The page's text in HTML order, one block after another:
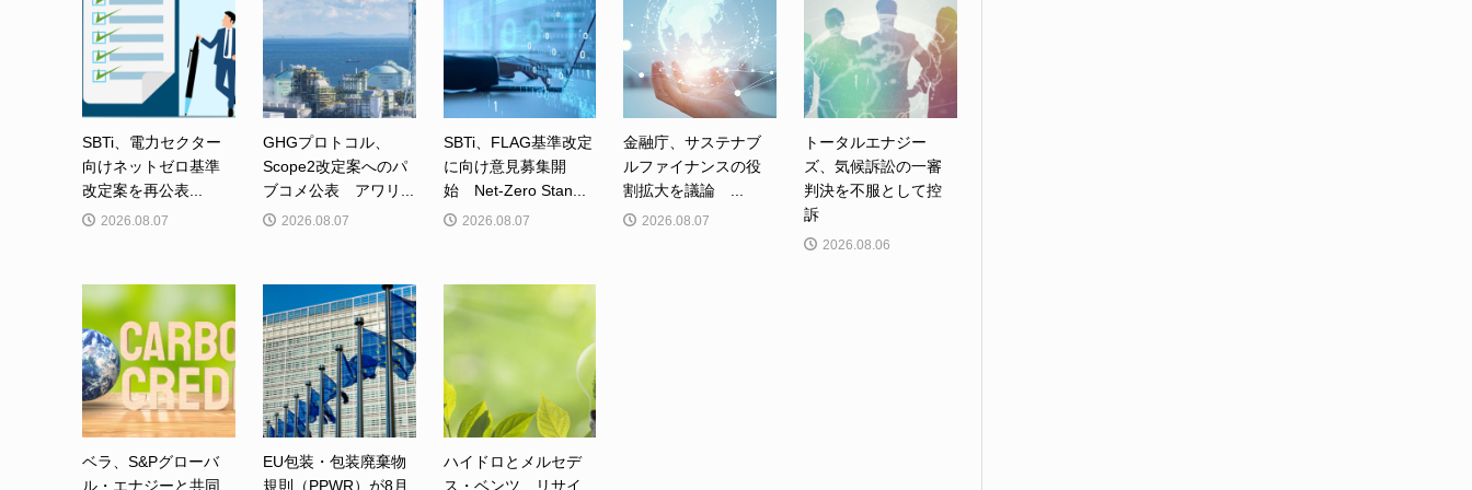
SBTi、電力セクター
向けネットゼロ基準
改定案を再公表...
2026.08.07
GHGプロトコル、
Scope2改定案へのパ
ブコメ公表 アワリ...
2026.08.07
SBTi、FLAG基準改定
に向け意見募集開
始 Net-Zero Stan...
2026.08.07
金融庁、サステナブ
ルファイナンスの役
割拡大を議論 ...
2026.08.07
トータルエナジー
ズ、気候訴訟の一審
判決を不服として控
訴
2026.08.06
ベラ、S&Pグローバ
ル・エナジーと共同
EU包装・包装廃棄物
規則（PPWR）が8月
ハイドロとメルセデ
ス・ベンツ、リサイ